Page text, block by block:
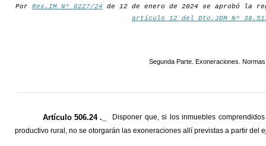
Por Res.IM Nº 0227/24 de 12 de enero de 2024 se aprobó la
artículo 12 del Dto.JDM Nº
Segunda Parte. Exoneraciones.
Artículo 506.24 ._
Disponer que, si los inmuebles
productivo rural, no se otorgarán las exoneraciones allí previstas a partir del